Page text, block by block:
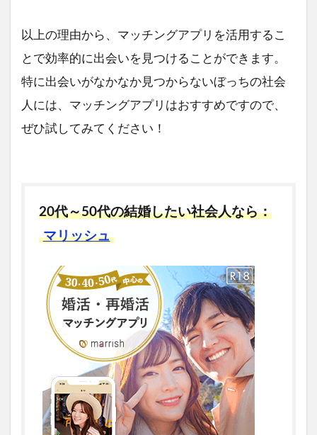
以上の理由から、マッチングアプリを活用するこ
とで効率的に出会いを見つけることができます。
特に出会いがなかなか見つからないぼっちの社会
人には、マッチングアプリはおすすめですので、
ぜひ試してみてください！
20代～50代の結婚したい社会人なら：
マリッシュ